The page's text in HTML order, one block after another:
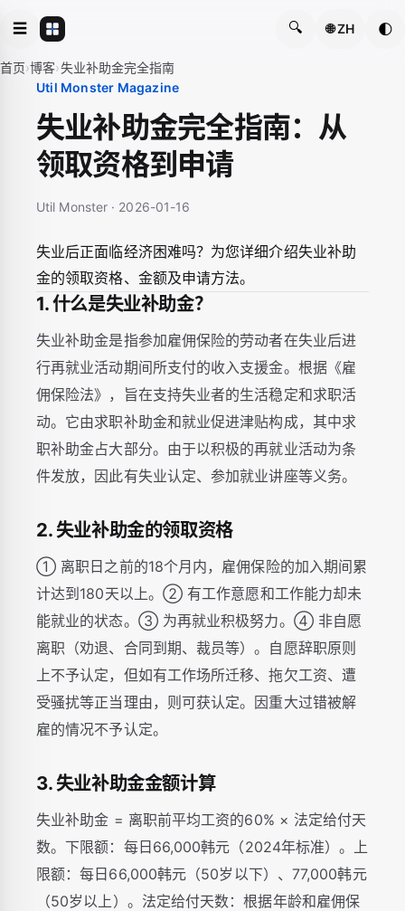
☰ 🔍 🌐 ZH 🌓
首页›博客›失业补助金完全指南
Util Monster Magazine
失业补助金完全指南：从
领取资格到申请
Util Monster · 2026-01-16
失业后正面临经济困难吗？为您详细介绍失业补助
金的领取资格、金额及申请方法。
1. 什么是失业补助金？
失业补助金是指参加雇佣保险的劳动者在失业后进
行再就业活动期间所支付的收入支援金。根据《雇
佣保险法》，旨在支持失业者的生活稳定和求职活
动。它由求职补助金和就业促进津贴构成，其中求
职补助金占大部分。由于以积极的再就业活动为条
件发放，因此有失业认定、参加就业讲座等义务。
2. 失业补助金的领取资格
① 离职日之前的18个月内，雇佣保险的加入期间累
计达到180天以上。② 有工作意愿和工作能力却未
能就业的状态。③ 为再就业积极努力。④ 非自愿
离职（劝退、合同到期、裁员等）。自愿辞职原则
上不予认定，但如有工作场所迁移、拖欠工资、遭
受骚扰等正当理由，则可获认定。因重大过错被解
雇的情况不予认定。
3. 失业补助金金额计算
失业补助金 = 离职前平均工资的60% × 法定给付天
数。下限额：每日66,000韩元（2024年标准）。上
限额：每日66,000韩元（50岁以下）、77,000韩元
（50岁以上）。法定给付天数：根据年龄和雇佣保